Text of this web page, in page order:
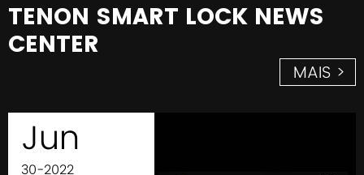
TENON SMART LOCK NEWS
CENTER
MAIS >
Jun
30-2022